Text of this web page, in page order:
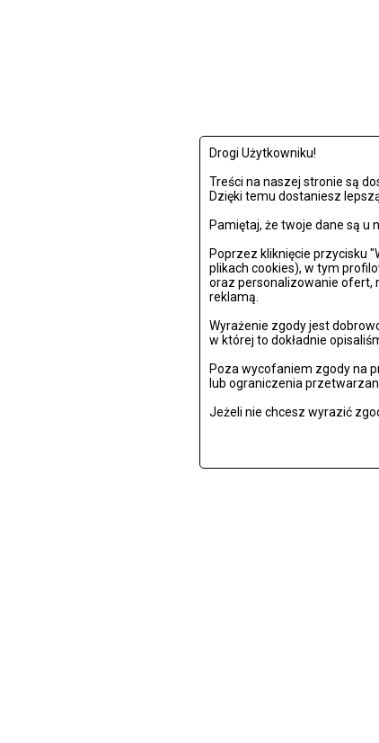
Drogi Użytkowniku!
Treści na naszej stronie są
Dzięki temu dostaniesz
Pamiętaj, że twoje dane są u
Poprzez kliknięcie przycisku
plikach cookies), w tym
oraz personalizowanie ofert,
reklamą.
Wyrażenie zgody jest
w której to dokładnie
Poza wycofaniem zgody na
lub ograniczenia
Jeżeli nie chcesz wyrazić